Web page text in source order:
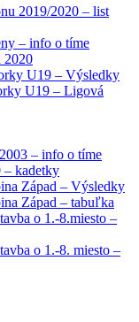
2019/2020 – list
– info o tíme
2020
U19 – Výsledky
U19 – Ligová
– info o tíme
kadetky
Západ – Výsledky
Západ – tabuľka
o 1.-8.miesto –
o 1.-8. miesto –